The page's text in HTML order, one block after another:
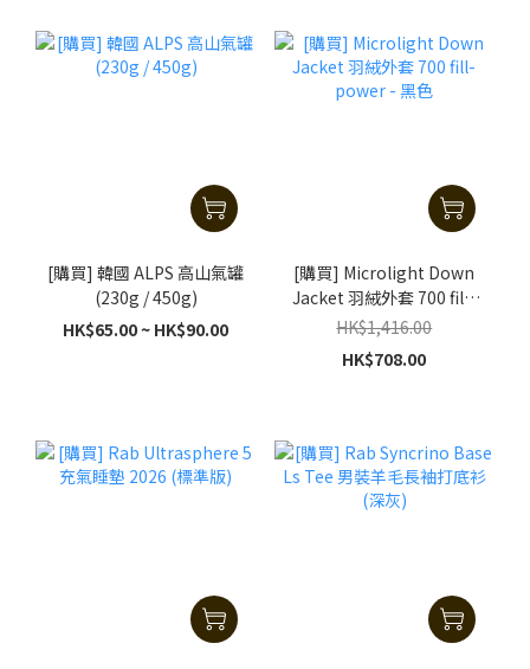
[購買] 韓國 ALPS 高山氣罐
(230g / 450g)
HK$65.00 ~ HK$90.00
[購買] Microlight Down
Jacket 羽絨外套 700 fill-
power - 黑色
HK$1,416.00
HK$708.00